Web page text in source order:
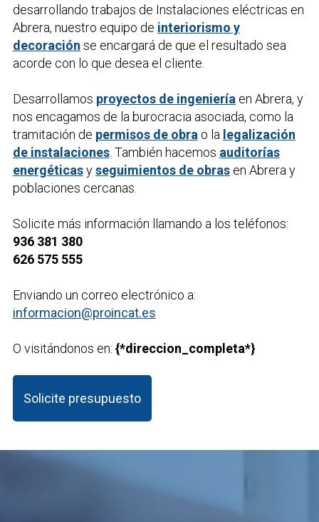
desarrollando trabajos de Instalaciones eléctricas en
Abrera, nuestro equipo de interiorismo y
decoración se encargará de que el resultado sea
acorde con lo que desea el cliente.
Desarrollamos proyectos de ingeniería en Abrera, y
nos encagamos de la burocracia asociada, como la
tramitación de permisos de obra o la legalización
de instalaciones. También hacemos auditorías
energéticasyseguimientos de obrasen Abrera y
poblaciones cercanas.
Solicite más información llamando a los teléfonos:
936 381 380
626 575 555
Enviando un correo electrónico a:
informacion@proincat.es
O visitándonos en: {*direccion_completa*}
Solicite presupuesto